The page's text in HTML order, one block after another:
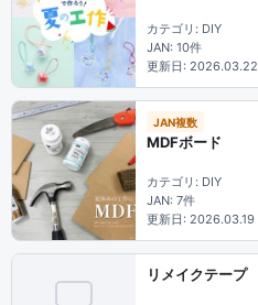
カテゴリ: DIY
JAN: 10件
更新日: 2026.03.22
JAN複数
MDFボード
カテゴリ: DIY
JAN: 7件
更新日: 2026.03.19
リメイクテープ